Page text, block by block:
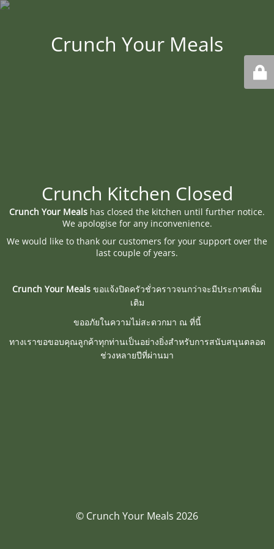
Crunch Your Meals
Crunch Kitchen Closed
Crunch Your Meals has closed the kitchen until further notice.
We apologise for any inconvenience.
We would like to thank our customers for your support over the
last couple of years.
Crunch Your Meals ขอแจ้งปิดครัวชั่วคราวจนกว่าจะมีประกาศเพิ่ม
เติม
ขออภัยในความไม่สะดวกมา ณ ที่นี้
ทางเราขอขอบคุณลูกค้าทุกท่านเป็นอย่างยิ่งสำหรับการสนับสนุนตลอด
ช่วงหลายปีที่ผ่านมา
© Crunch Your Meals 2026